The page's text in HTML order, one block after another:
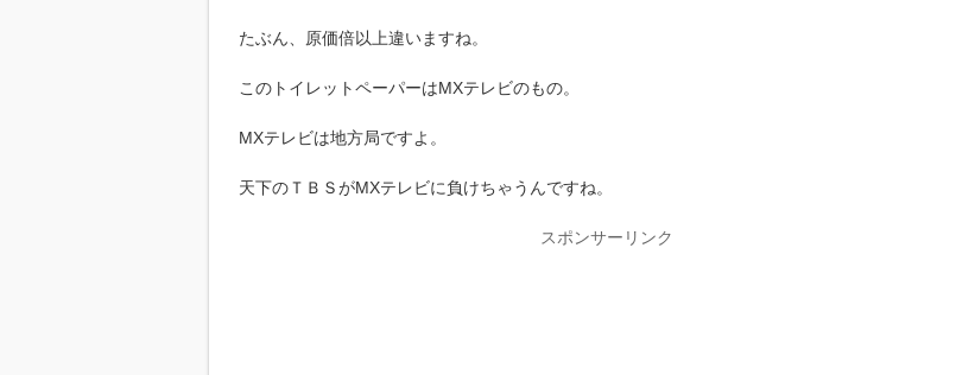
たぶん、原価倍以上違いますね。
このトイレットペーパーはMXテレビのもの。
MXテレビは地方局ですよ。
天下のＴＢＳがMXテレビに負けちゃうんですね。
スポンサーリンク